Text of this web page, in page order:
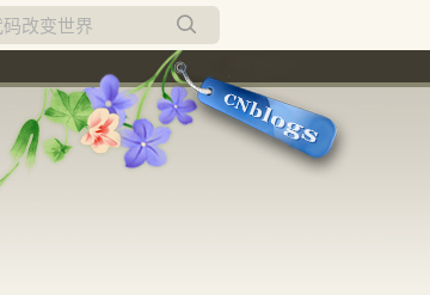
所有博客
当前博客